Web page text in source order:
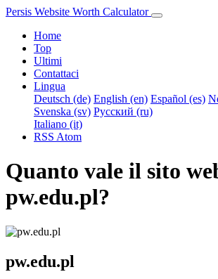
Persis Website Worth Calculator
Home
Top
Ultimi
Contattaci
Lingua
Deutsch (de) English (en) Español (es)
Svenska (sv) Русский (ru)
Italiano (it)
RSS Atom
Quanto vale il sito
pw.edu.pl?
pw.edu.pl